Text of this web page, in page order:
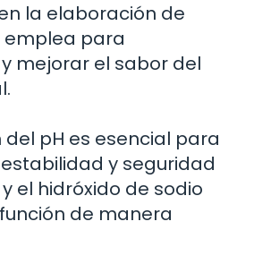
la elaboración de
emplea para
mejorar el sabor del
del pH es esencial para
y seguridad
el hidróxido de sodio
de manera